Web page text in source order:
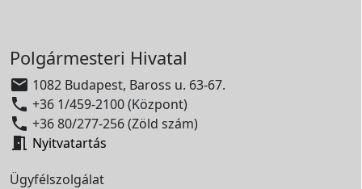
Polgármesteri Hivatal
 1082 Budapest, Baross u. 63-67.
 +36 1/459-2100 (Központ)
 +36 80/277-256 (Zöld szám)
 Nyitvatartás
Ügyfélszolgálat